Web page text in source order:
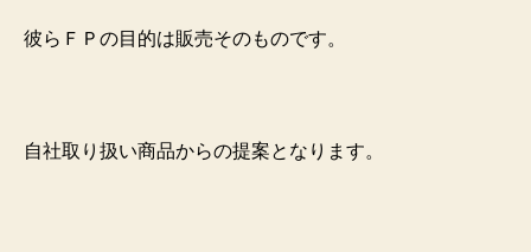
彼らＦＰの目的は販売そのものです。
自社取り扱い商品からの提案となります。